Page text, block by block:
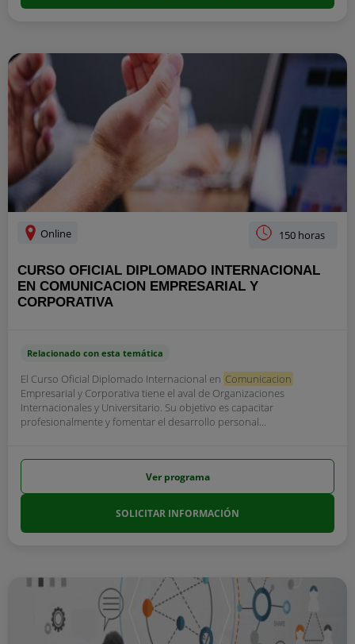
Online 150 horas
CURSO OFICIAL DIPLOMADO INTERNACIONAL
EN COMUNICACION EMPRESARIAL Y
CORPORATIVA
Relacionado con esta temática
El Curso Oficial Diplomado Internacional en Comunicacion
Empresarial y Corporativa tiene el aval de Organizaciones
Internacionales y Universitario. Su objetivo es capacitar
profesionalmente y fomentar el desarrollo personal...
Ver programa
SOLICITAR INFORMACIÓN